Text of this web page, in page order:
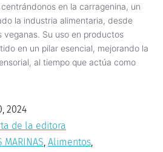
en la carragenina, un
la industria alimentaria, desde
Su uso en productos
en un pilar esencial, mejorando la
al tiempo que actúa como
2024
de la editora
MARINAS, Alimentos,